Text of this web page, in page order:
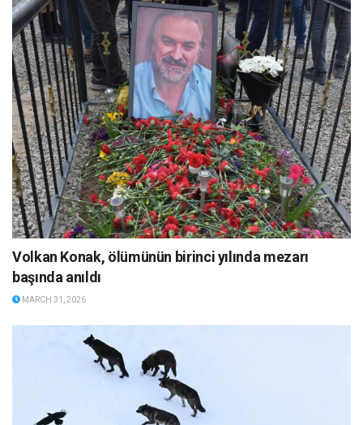
Volkan Konak, ölümünün birinci yılında mezarı
başında anıldı
MARCH 31, 2026